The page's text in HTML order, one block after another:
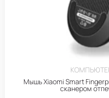
Мышь Xiaomi Smart
сканером